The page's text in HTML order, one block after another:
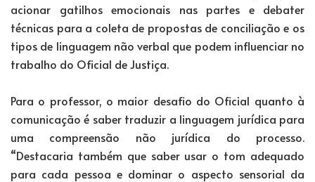
acionar gatilhos emocionais nas partes e debater
técnicas para a coleta de propostas de conciliação e os
tipos de linguagem não verbal que podem influenciar no
trabalho do Oficial de Justiça.
Para o professor, o maior desafio do Oficial quanto à
comunicação é saber traduzir a linguagem jurídica para
uma compreensão não jurídica do processo.
“Destacaria também que saber usar o tom adequado
para cada pessoa e dominar o aspecto sensorial da